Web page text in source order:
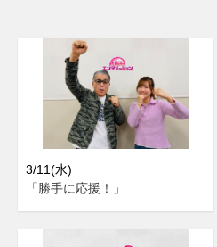
3/11(水)
「勝手に応援！」